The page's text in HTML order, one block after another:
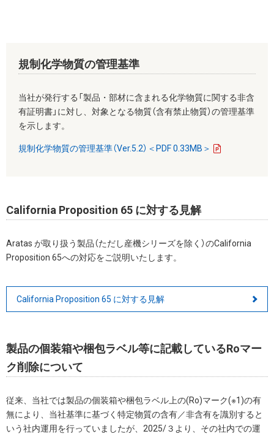
規制化学物質の管理基準
当社が発行する「製品・部材に含まれる化学物質に関する非含
有証明書」に対し、対象となる物質（含有禁止物質）の管理基準
を示します。
規制化学物質の管理基準（Ver.5.2）＜PDF 0.33MB＞
California Proposition 65 に対する見解
Aratas が取り扱う製品（ただし産機シリーズを除く）のCalifornia
Proposition 65への対応をご説明いたします。
California Proposition 65 に対する見解
製品の個装箱や梱包ラベル等に記載しているRoマー
ク削除について
従来、当社では製品の個装箱や梱包ラベル上の(Ro)マーク(※1)の有
無により、当社基準に基づく特定物質の含有／非含有を識別すると
いう社内運用を行っていましたが、2025/３より、その社内での運